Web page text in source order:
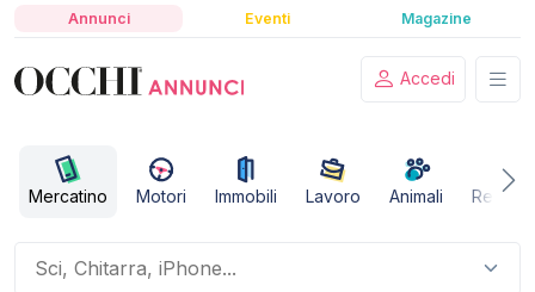
Annunci Eventi Magazine
Accedi
Mercatino Motori Immobili Lavoro Animali